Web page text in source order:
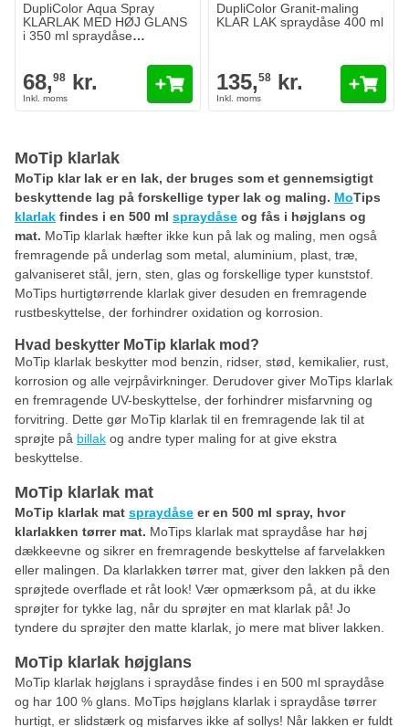
DupliColor Aqua Spray
KLARLAK MED HØJ GLANS
i 350 ml spraydåse
68,98 kr.
DupliColor Granit-maling
KLAR LAK spraydåse 400 ml
135,58 kr.
MoTip klarlak
MoTip klar lak er en lak, der bruges som et gennemsigtigt
beskyttende lag på forskellige typer lak og maling. MoTips
klarlak findes i en 500 ml spraydåse og fås i højglans og
mat. MoTip klarlak hæfter ikke kun på lak og maling, men også
fremragende på underlag som metal, aluminium, plast, træ,
galvaniseret stål, jern, sten, glas og forskellige typer kunststof.
MoTips hurtigtørrende klarlak giver desuden en fremragende
rustbeskyttelse, der forhindrer oxidation og korrosion.
Hvad beskytter MoTip klarlak mod?
MoTip klarlak beskytter mod benzin, ridser, stød, kemikalier, rust,
korrosion og alle vejrpåvirkninger. Derudover giver MoTips klarlak
en fremragende UV-beskyttelse, der forhindrer misfarvning og
forvitring. Dette gør MoTip klarlak til en fremragende lak til at
sprøjte på billak og andre typer maling for at give ekstra
beskyttelse.
MoTip klarlak mat
MoTip klarlak mat spraydåse er en 500 ml spray, hvor
klarlakken tørrer mat. MoTips klarlak mat spraydåse har høj
dækkeevne og sikrer en fremragende beskyttelse af farvelakken
eller malingen. Da klarlakken tørrer mat, giver den lakken på den
sprøjtede overflade et råt look! Vær opmærksom på, at du ikke
sprøjter for tykke lag, når du sprøjter en mat klarlak på! Jo
tyndere du sprøjter den matte klarlak, jo mere mat bliver lakken.
MoTip klarlak højglans
MoTip klarlak højglans i spraydåse findes i en 500 ml spraydåse
og har 100 % glans. MoTips højglans klarlak i spraydåse tørrer
hurtigt, er slidstærk og misfarves ikke af sollys! Når lakken er fuldt